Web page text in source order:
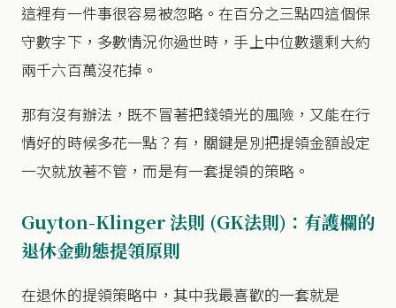
這裡有一件事很容易被忽略。在百分之三點四這個保
守數字下，多數情況你過世時，手上中位數還剩大約
兩千六百萬沒花掉。
那有沒有辦法，既不冒著把錢領光的風險，又能在行
情好的時候多花一點？有，關鍵是別把提領金額設定
一次就放著不管，而是有一套提領的策略。
Guyton-Klinger 法則 (GK法則)：有護欄的
退休金動態提領原則
在退休的提領策略中，其中我最喜歡的一套就是